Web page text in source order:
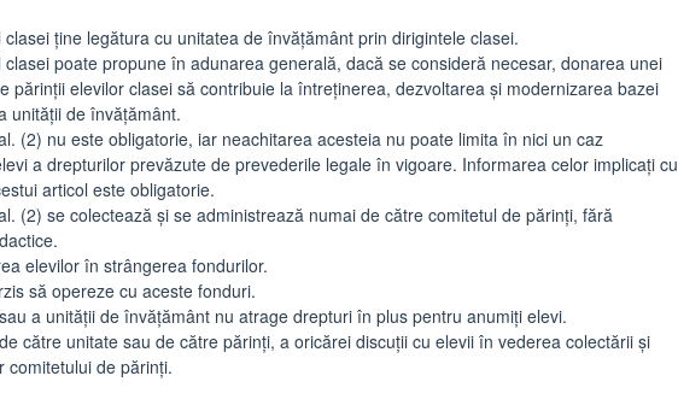
ține legătura cu unitatea de învățământ prin dirigintele clasei.
poate propune în adunarea generală, dacă se consideră necesar, donarea unei
părinții elevilor clasei să contribuie la întreținerea, dezvoltarea și modernizarea bazei
unității de învățământ.
(2) nu este obligatorie, iar neachitarea acesteia nu poate limita în nici un caz
a drepturilor prevăzute de prevederile legale în vigoare. Informarea celor implicați cu
articol este obligatorie.
(2) se colectează și se administrează numai de către comitetul de părinți, fără
elevilor în strângerea fondurilor.
să opereze cu aceste fonduri.
a unității de învățământ nu atrage drepturi în plus pentru anumiți elevi.
către unitate sau de către părinți, a oricărei discuții cu elevii în vederea colectării și
comitetului de părinți.